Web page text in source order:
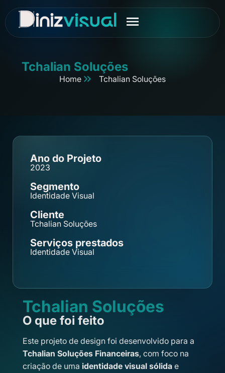
Tchalian Soluções
Home Tchalian Soluções
Ano do Projeto
2023
Segmento
Identidade Visual
Cliente
Tchalian Soluções
Serviços prestados
Identidade Visual
Tchalian Soluções
O que foi feito
Este projeto de design foi desenvolvido para a
Tchalian Soluções Financeiras, com foco na
criação de uma identidade visual sólida e